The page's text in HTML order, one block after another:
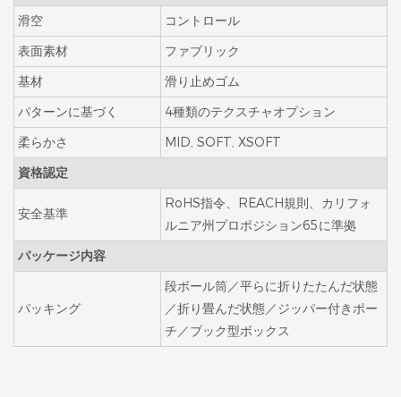
滑空
コントロール
表面素材
ファブリック
基材
滑り止めゴム
パターンに基づく
4種類のテクスチャオプション
柔らかさ
MID, SOFT, XSOFT
資格認定
安全基準
RoHS指令、REACH規則、カリフォ
ルニア州プロポジション65に準拠
パッケージ内容
パッキング
段ボール筒／平らに折りたたんだ状態
／折り畳んだ状態／ジッパー付きポー
チ／ブック型ボックス